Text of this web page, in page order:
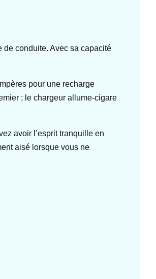
conduite. Avec sa capacité
pour une recharge
; le chargeur allume-cigare
avoir l’esprit tranquille en
aisé lorsque vous ne